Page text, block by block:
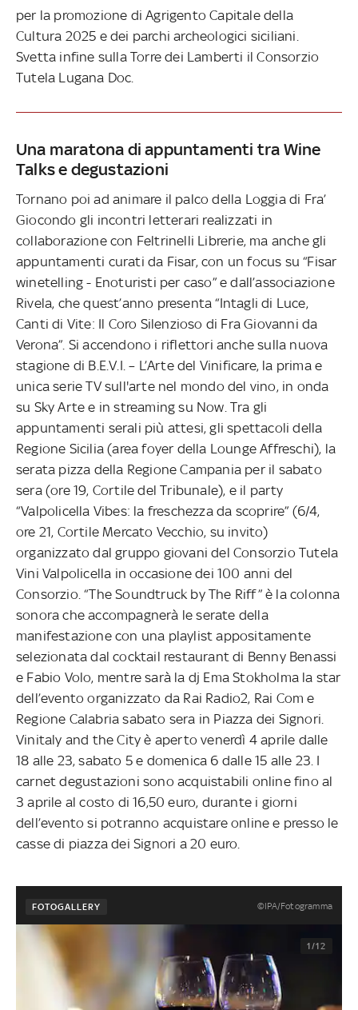
per la promozione di Agrigento Capitale della
Cultura 2025 e dei parchi archeologici siciliani.
Svetta infine sulla Torre dei Lamberti il Consorzio
Tutela Lugana Doc.
Una maratona di appuntamenti tra Wine
Talks e degustazioni
Tornano poi ad animare il palco della Loggia di Fra’
Giocondo gli incontri letterari realizzati in
collaborazione con Feltrinelli Librerie, ma anche gli
appuntamenti curati da Fisar, con un focus su “Fisar
winetelling - Enoturisti per caso” e dall’associazione
Rivela, che quest’anno presenta “Intagli di Luce,
Canti di Vite: Il Coro Silenzioso di Fra Giovanni da
Verona”. Si accendono i riflettori anche sulla nuova
stagione di B.E.V.I. – L’Arte del Vinificare, la prima e
unica serie TV sull'arte nel mondo del vino, in onda
su Sky Arte e in streaming su Now. Tra gli
appuntamenti serali più attesi, gli spettacoli della
Regione Sicilia (area foyer della Lounge Affreschi), la
serata pizza della Regione Campania per il sabato
sera (ore 19, Cortile del Tribunale), e il party
“Valpolicella Vibes: la freschezza da scoprire” (6/4,
ore 21, Cortile Mercato Vecchio, su invito)
organizzato dal gruppo giovani del Consorzio Tutela
Vini Valpolicella in occasione dei 100 anni del
Consorzio. “The Soundtruck by The Riff” è la colonna
sonora che accompagnerà le serate della
manifestazione con una playlist appositamente
selezionata dal cocktail restaurant di Benny Benassi
e Fabio Volo, mentre sarà la dj Ema Stokholma la star
dell’evento organizzato da Rai Radio2, Rai Com e
Regione Calabria sabato sera in Piazza dei Signori.
Vinitaly and the City è aperto venerdì 4 aprile dalle
18 alle 23, sabato 5 e domenica 6 dalle 15 alle 23. I
carnet degustazioni sono acquistabili online fino al
3 aprile al costo di 16,50 euro, durante i giorni
dell’evento si potranno acquistare online e presso le
casse di piazza dei Signori a 20 euro.
FOTOGALLERY ©IPA/Fotogramma
1/12